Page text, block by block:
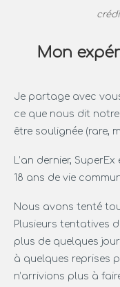
Mon
Je partage avec
ce que nous dit
être soulignée (rare,
L’an dernier,
18 ans de vie
Nous avons tenté
Plusieurs tentatives
plus de quelques
à quelques reprises
n’arrivions plus à